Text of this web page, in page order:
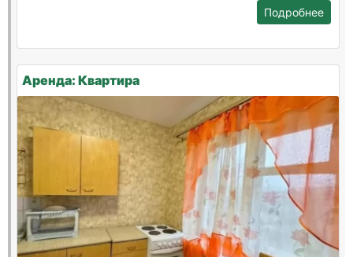
Подробнее
Аренда: Квартира